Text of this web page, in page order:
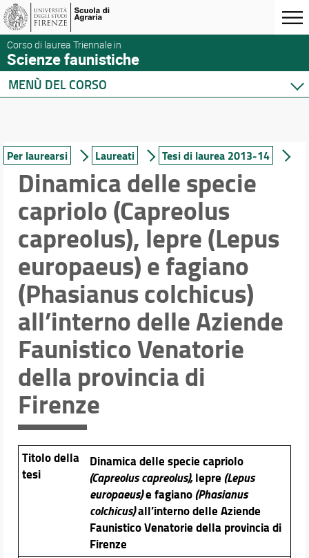
Corso di laurea Triennale in
Scienze faunistiche
MENÙ DEL CORSO
Presentazione del corso
Sedi e strutture
Norme e regolamenti
Organizzazione
Segnalazioni e reclami
Qualità e Valutazione della didattica
Per iscriversi
Per laurearsi
Per le aziende
Didattica
Docenti
Orario e calendari
Per laurearsi Laureati Tesi di laurea 2013-14
Dinamica delle specie
capriolo (Capreolus
capreolus), lepre (Lepus
europaeus) e fagiano
(Phasianus colchicus)
all’interno delle Aziende
Faunistico Venatorie
della provincia di
Firenze
Titolo della
tesi
Dinamica delle specie capriolo
(Capreolus capreolus),lepre (Lepus
europaeus)e fagiano(Phasianus
colchicus)all’interno delle Aziende
Faunistico Venatorie della provincia di
Firenze